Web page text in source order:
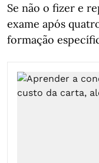
Se não o fizer e
exame após
formação